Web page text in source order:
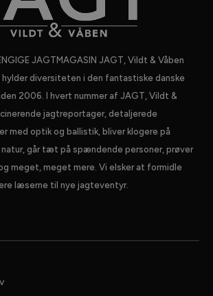
JAGTMAGASIN JAGT, Vildt & Våben
hylder diversiteten i den fantastiske danske
2006. I hvert nummer af JAGT, Vildt &
jagtreportager, detaljerede
med optik og ballistik, bliver klogere på
går tæt på spændende personer, prøver
meget, meget mere. Vi elsker at formidle
læserne til nye jagteventyr.